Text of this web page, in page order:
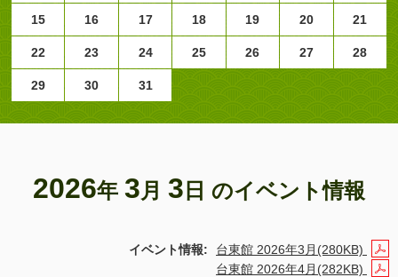
15 16 17 18 19 20 21
22 23 24 25 26 27 28
29 30 31
2026年 3月 3 日 のイベント情報
イベント情報:
台東館 2026年3月(280KB)
台東館 2026年4月(282KB)